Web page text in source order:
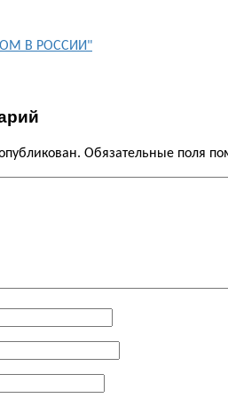
В РОССИИ"
Обязательные поля